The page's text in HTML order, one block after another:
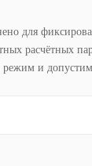
для
расчётных
и